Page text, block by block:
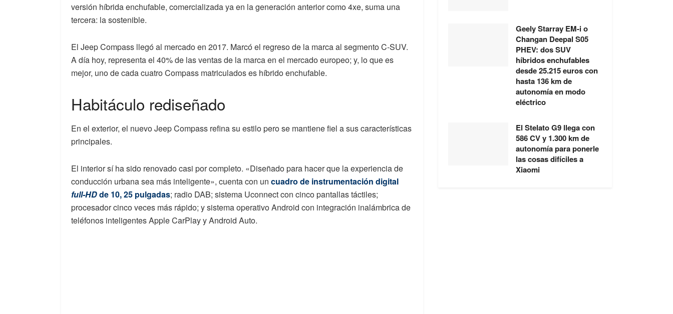
versión híbrida enchufable, comercializada ya en la generación anterior como 4xe, suma una
tercera: la sostenible.
El Jeep Compass llegó al mercado en 2017. Marcó el regreso de la marca al segmento C-SUV.
A día hoy, representa el 40% de las ventas de la marca en el mercado europeo; y, lo que es
mejor, uno de cada cuatro Compass matriculados es híbrido enchufable.
Habitáculo rediseñado
En el exterior, el nuevo Jeep Compass refina su estilo pero se mantiene fiel a sus características
principales.
El interior sí ha sido renovado casi por completo. «Diseñado para hacer que la experiencia de
conducción urbana sea más inteligente», cuenta con un cuadro de instrumentación digital
full-HDde 10, 25 pulgadas; radio DAB; sistema Uconnect con cinco pantallas táctiles;
procesador cinco veces más rápido; y sistema operativo Android con integración inalámbrica de
teléfonos inteligentes Apple CarPlay y Android Auto.
Geely Starray EM-i o
Changan Deepal S05
PHEV: dos SUV
híbridos enchufables
desde 25.215 euros con
hasta 136 km de
autonomía en modo
eléctrico
El Stelato G9 llega con
586 CV y 1.300 km de
autonomía para ponerle
las cosas difíciles a
Xiaomi